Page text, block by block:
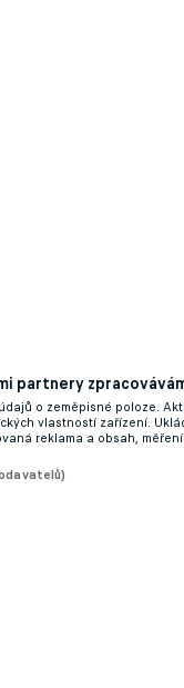
partnery
o zeměpisné poloze.
vlastností zařízení.
reklama a obsah,